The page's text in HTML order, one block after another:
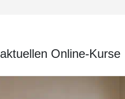
Online-Kurse